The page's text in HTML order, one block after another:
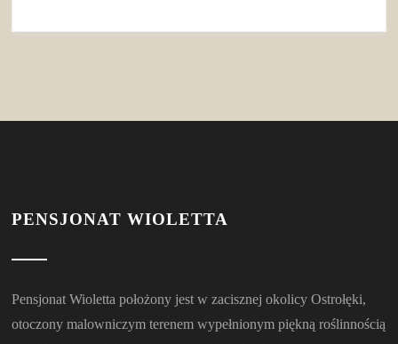
PENSJONAT WIOLETTA
Pensjonat Wioletta położony jest w zacisznej okolicy Ostrołęki,
otoczony malowniczym terenem wypełnionym piękną roślinnością